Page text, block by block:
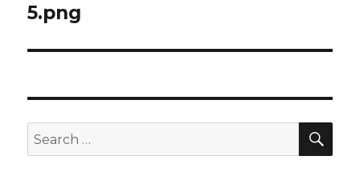
5.png
Search
for: